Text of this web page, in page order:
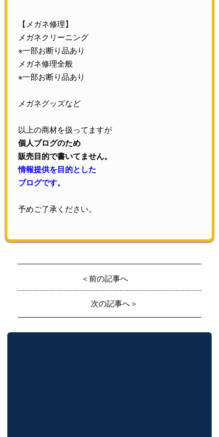
【メガネ修理】
メガネクリーニング
※一部お断り品あり
メガネ修理全般
※一部お断り品あり
メガネグッズなど
以上の商材を扱ってますが
個人ブログのため
販売目的で書いてません。
情報提供を目的とした
ブログです。
予めご了承ください。
＜前の記事へ
次の記事へ＞